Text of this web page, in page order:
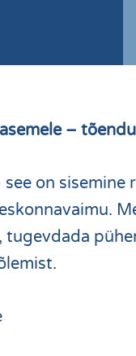
–
on sisemine
tugevdada